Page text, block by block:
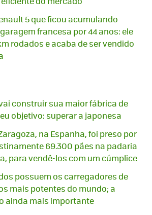
5 que ficou acumulando
francesa por 44 anos: ele
rodados e acaba de ser vendido
construir sua maior fábrica de
objetivo: superar a japonesa
na Espanha, foi preso por
69.300 pães na padaria
para vendê-los com um cúmplice
possuem os carregadores de
mais potentes do mundo; a
ainda mais importante